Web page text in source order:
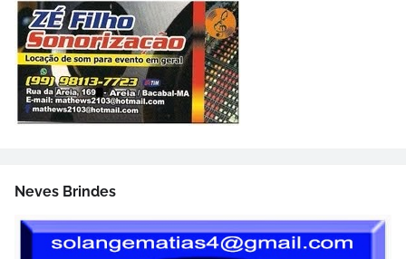
Neves Brindes